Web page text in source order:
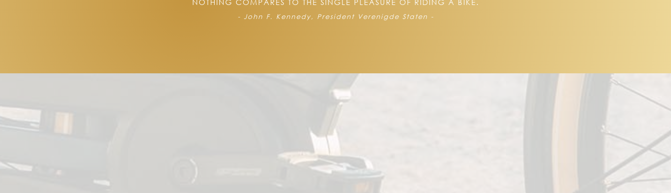
NOTHING COMPARES TO THE SINGLE PLEASURE OF RIDING A BIKE.
- John F. Kennedy, President Verenigde Staten -